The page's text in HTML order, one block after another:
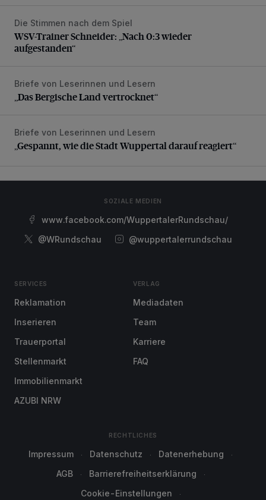
WSV-Trainer Schneider: „Nach 0:3 wieder aufgestanden“
Die Stimmen nach dem Spiel
WSV-Trainer Schneider: „Nach 0:3 wieder
aufgestanden“
„Das Bergische Land vertrocknet“
Briefe von Leserinnen und Lesern
„Das Bergische Land vertrocknet“
„Gespannt, wie die Stadt Wuppertal darauf reagiert“
Briefe von Leserinnen und Lesern
„Gespannt, wie die Stadt Wuppertal darauf reagiert“
SOZIALE MEDIEN
www.facebook.com/WuppertalerRundschau/
@WRundschau
@wuppertalerrundschau
SERVICES
Reklamation
Inserieren
Trauerportal
Stellenmarkt
Immobilienmarkt
AZUBI NRW
VERLAG
Mediadaten
Team
Karriere
FAQ
RECHTLICHES
Impressum Datenschutz
Datenerhebung
AGB
Barrierefreiheitserklärung
Cookie-Einstellungen